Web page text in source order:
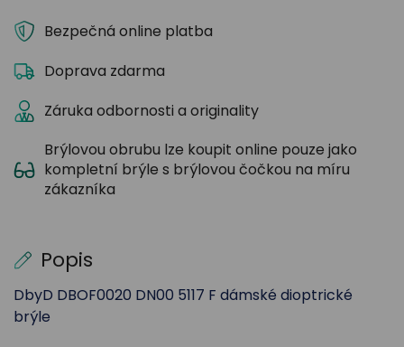
Popis
DbyD DBOF0020 DN00 5117 F dámské dioptrické
brýle
Bezpečná online platba
Doprava zdarma
Záruka odbornosti a originality
Brýlovou obrubu lze koupit online pouze jako
kompletní brýle s brýlovou čočkou na míru
zákazníka